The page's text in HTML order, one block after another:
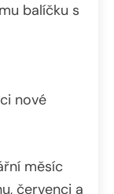
balíčku s
nové
měsíc
červenci a